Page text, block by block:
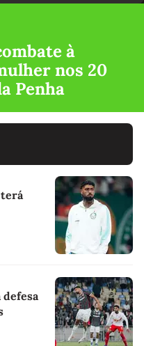
à
nos 20
Penha
terá